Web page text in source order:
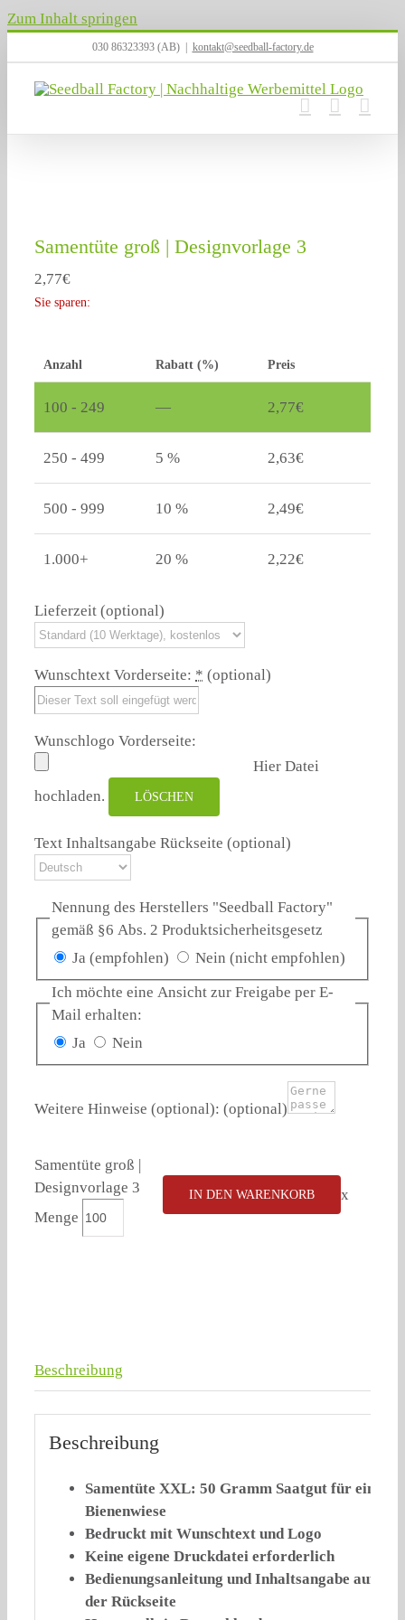
Zum Inhalt springen
030 86323393 (AB) kontakt@seedball-factory.de
Samentüte groß | Designvorlage 3
2,77€
Sie sparen:
Anzahl Rabatt (%) Preis
100 - 249 — 2,77€
250 - 499 5 % 2,63€
500 - 999 10 % 2,49€
1.000+ 20 % 2,22€
Lieferzeit (optional)
Wunschtext Vorderseite: * (optional)
Wunschlogo Vorderseite:
Hier Datei
hochladen.
LÖSCHEN
Text Inhaltsangabe Rückseite (optional)
Nennung des Herstellers "Seedball Factory"
gemäß §6 Abs. 2 Produktsicherheitsgesetz
Ja (empfohlen)
Nein (nicht empfohlen)
Ich möchte eine Ansicht zur Freigabe per E-
Mail erhalten:
Ja
Nein
Weitere Hinweise (optional): (optional)
Samentüte groß |
Designvorlage 3
Menge
IN DEN WARENKORB x
Beschreibung
Beschreibung
Samentüte XXL: 50 Gramm Saatgut für eine
Bienenwiese
Bedruckt mit Wunschtext und Logo
Keine eigene Druckdatei erforderlich
Bedienungsanleitung und Inhaltsangabe auf
der Rückseite